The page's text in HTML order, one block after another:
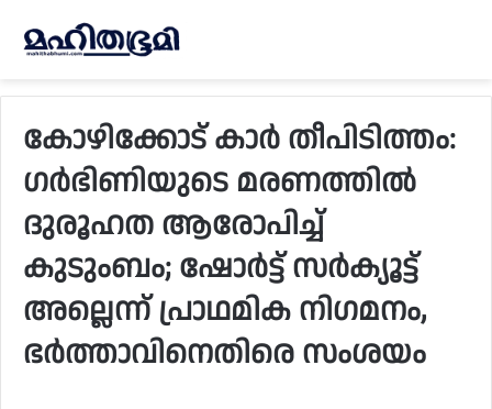
കോഴിക്കോട് കാർ തീപിടിത്തം:
ഗർഭിണിയുടെ മരണത്തിൽ
ദുരൂഹത ആരോപിച്ച്
കുടുംബം; ഷോർട്ട് സർക്യൂട്ട്
അല്ലെന്ന് പ്രാഥമിക നിഗമനം,
ഭർത്താവിനെതിരെ സംശയം